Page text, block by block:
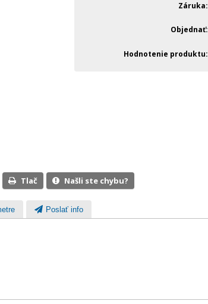
Záruka
Objednať
Hodnotenie produktu
Tlač Našli ste chybu?
Poslať info